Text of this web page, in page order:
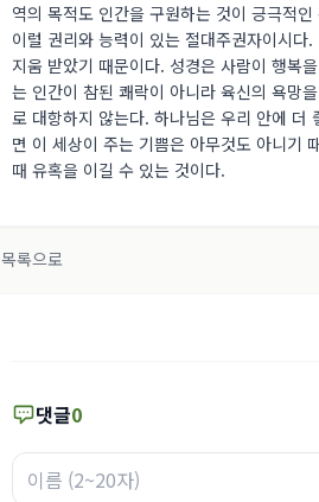
역의 목적도 인간을 구원하는 것이 긍극적
이럴 권리와 능력이 있는 절대주권자이시
지움 받았기 때문이다. 성경은 사람이 행복
는 인간이 참된 쾌락이 아니라 육신의 욕망
로 대항하지 않는다. 하나님은 우리 안에 더
면 이 세상이 주는 기쁨은 아무것도 아니기
때 유혹을 이길 수 있는 것이다.
목록으로
댓글0